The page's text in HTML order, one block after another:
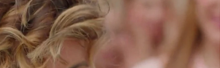
musical se llevó a cabo en la
Escuela
, en Ciudad Universitaria (Madrid),
exteriores y bajo un calor intenso.
de las cámaras, el equipo se preparó
ensayos coreográficos realizados